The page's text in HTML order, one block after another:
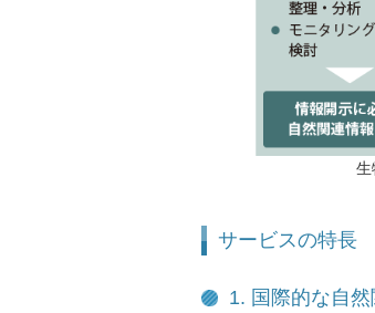
生
サービスの特長
1. 国際的な自